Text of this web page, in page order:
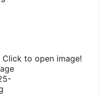
Click to open image!